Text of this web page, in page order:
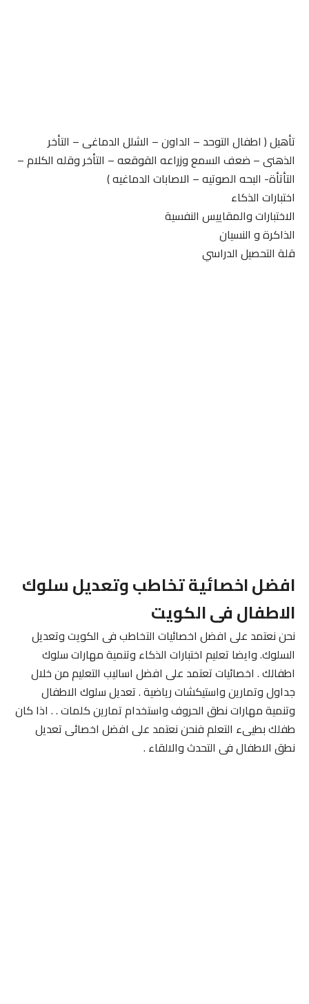
تأهيل ( اطفال التوحد – الداون – الشلل الدماغى – التأخر
الذهنى – ضعف السمع وزراعه القوقعه – التأخر وقله الكلام –
التأتأة- البحه الصوتيه – الاصابات الدماغيه )
اختبارات الذكاء
الاختبارات والمقاييس النفسية
الذاكرة و النسيان
قلة التحصيل الدراسي
افضل اخصائية تخاطب وتعديل سلوك
الاطفال فى الكويت
نحن نعتمد على افضل اخصائيات التخاطب فى الكويت وتعديل
السلوك. وايضا تعليم اختبارات الذكاء وتنمية مهارات سلوك
اطفالك . اخصائيات تعتمد على افضل اساليب التعليم من خلال
جداول وتمارين واستيكشات رياضية . تعديل سلوك الاطفال
وتنمية مهارات نطق الحروف واستخدام تمارين كلمات . . اذا كان
طفلك بطيىء التعلم فنحن نعتمد على افضل اخصائى تعديل
نطق الاطفال فى التحدث والالقاء .